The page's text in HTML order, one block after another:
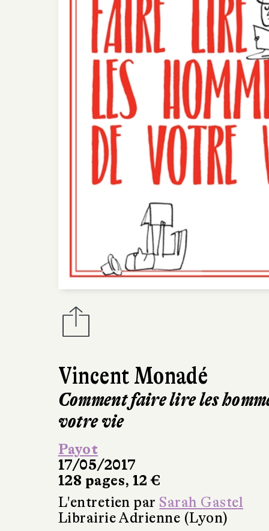
Vincent Monadé
Comment faire lire les
votre vie
Payot
17/05/2017
128 pages, 12 €
L'entretien par Sarah Gastel
Librairie Adrienne (Lyon)